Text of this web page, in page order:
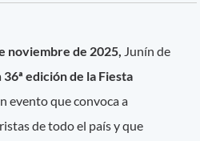
noviembre de 2025, Junín de
36ª edición de la Fiesta
evento que convoca a
de todo el país y que